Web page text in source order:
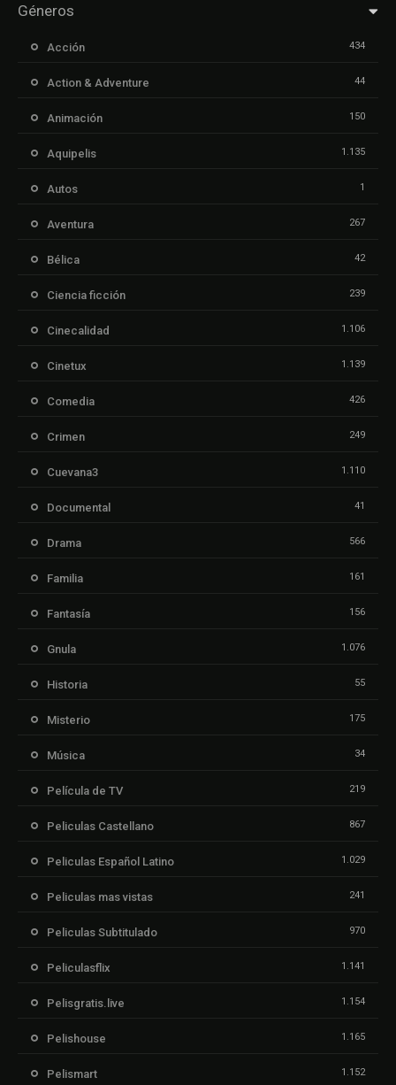
Géneros
Acción 434
Action & Adventure 44
Animación 150
Aquipelis 1.135
Autos 1
Aventura 267
Bélica 42
Ciencia ficción 239
Cinecalidad 1.106
Cinetux 1.139
Comedia 426
Crimen 249
Cuevana3 1.110
Documental 41
Drama 566
Familia 161
Fantasía 156
Gnula 1.076
Historia 55
Misterio 175
Música 34
Película de TV 219
Peliculas Castellano 867
Peliculas Español Latino 1.029
Peliculas mas vistas 241
Peliculas Subtitulado 970
Peliculasflix 1.141
Pelisgratis.live 1.154
Pelishouse 1.165
Pelismart 1.152